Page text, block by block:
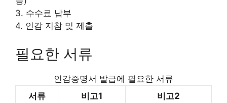
3. 수수료 납부
4. 인감 지참 및 제출
필요한 서류
인감증명서 발급에 필요한 서류
서류
비고1 비고2